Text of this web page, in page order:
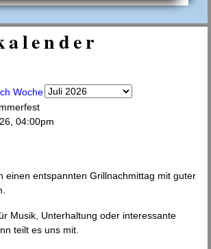
04:00pm
einen entspannten Grillnachmittag mit guter
Musik, Unterhaltung oder interessante
teilt es uns mit.